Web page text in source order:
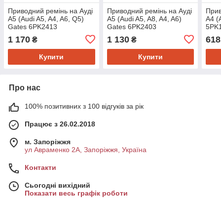
Приводний ремінь на Ауді
A5 (Audi A5, A4, A6, Q5)
Gates 6PK2413
1 170 ₴
Купити
Приводний ремінь на Ауді
A5 (Audi A5, A8, A4, A6)
Gates 6PK2403
1 130₴
Купити
A4
618
Про нас
100% позитивних з 100 відгуків за рік
Працює з 26.02.2018
м. Запоріжжя
ул Авраменко 2А, Запоріжжя, Україна
Контакти
Сьогодні вихідний
Показати весь графік роботи